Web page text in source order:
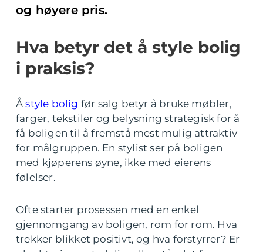
og høyere pris.
Hva betyr det å style bolig
i praksis?
Åstyle bolig før salg betyr å bruke møbler,
farger, tekstiler og belysning strategisk for å
få boligen til å fremstå mest mulig attraktiv
for målgruppen. En stylist ser på boligen
med kjøperens øyne, ikke med eierens
følelser.
Ofte starter prosessen med en enkel
gjennomgang av boligen, rom for rom. Hva
trekker blikket positivt, og hva forstyrrer? Er